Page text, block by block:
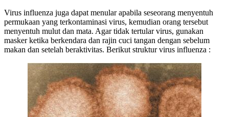
Virus influenza juga dapat menular apabila seseorang menyentuh
permukaan yang terkontaminasi virus, kemudian orang tersebut
menyentuh mulut dan mata. Agar tidak tertular virus, gunakan
masker ketika berkendara dan rajin cuci tangan dengan sebelum
makan dan setelah beraktivitas. Berikut struktur virus influenza :